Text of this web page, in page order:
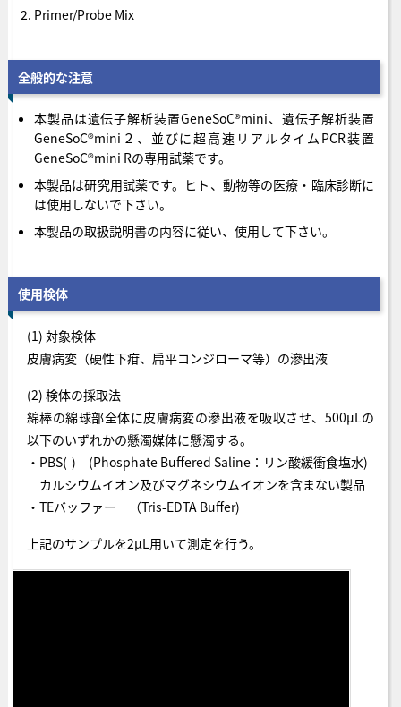
Primer/Probe Mix
全般的な注意
本製品は遺伝子解析装置GeneSoC®mini、遺伝子解析装置
GeneSoC®mini２、並びに超高速リアルタイムPCR装置
GeneSoC®mini Rの専用試薬です。
本製品は研究用試薬です。ヒト、動物等の医療・臨床診断に
は使用しないで下さい。
本製品の取扱説明書の内容に従い、使用して下さい。
使用検体
(1) 対象検体
皮膚病変（硬性下疳、扁平コンジローマ等）の滲出液
(2) 検体の採取法
綿棒の綿球部全体に皮膚病変の滲出液を吸収させ、500μLの
以下のいずれかの懸濁媒体に懸濁する。
・PBS(-) (Phosphate Buffered Saline：リン酸緩衝食塩水)
カルシウムイオン及びマグネシウムイオンを含まない製品
・TEバッファー （Tris-EDTA Buffer)
上記のサンプルを2μL用いて測定を行う。